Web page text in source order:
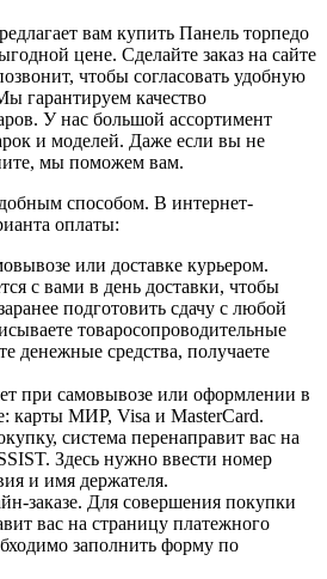
вам купить Панель торпедо
цене. Сделайте заказ на сайте
чтобы согласовать удобную
гарантируем качество
У нас большой ассортимент
и моделей. Даже если вы не
мы поможем вам.
способом. В интернет-
оплаты:
или доставке курьером.
с вами в день доставки, чтобы
подготовить сдачу с любой
товаросопроводительные
денежные средства, получаете
при самовывозе или оформлении в
карты МИР, Visa и MasterCard.
система перенаправит вас на
Здесь нужно ввести номер
и имя держателя.
заказе. Для совершения покупки
вас на страницу платежного
заполнить форму по